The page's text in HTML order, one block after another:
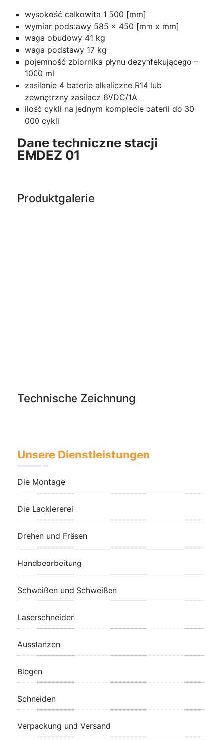
wysokość całkowita 1 500 [mm]
wymiar podstawy 585 x 450 [mm x mm]
waga obudowy 41 kg
waga podstawy 17 kg
pojemność zbiornika płynu dezynfekującego –
1000 ml
zasilanie 4 baterie alkaliczne R14 lub
zewnętrzny zasilacz 6VDC/1A
ilość cykli na jednym komplecie baterii do 30
000 cykli
Dane techniczne stacji
EMDEZ 01
Produktgalerie
Technische Zeichnung
Unsere Dienstleistungen
Die Montage
Die Lackiererei
Drehen und Fräsen
Handbearbeitung
Schweißen und Schweißen
Laserschneiden
Ausstanzen
Biegen
Schneiden
Verpackung und Versand